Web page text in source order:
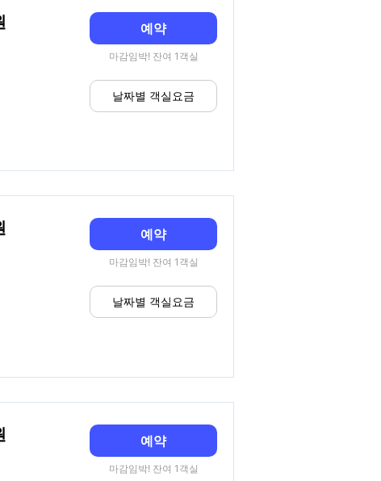
예약
마감임박! 잔여 1객실
날짜별 객실요금
예약
마감임박! 잔여 1객실
날짜별 객실요금
예약
마감임박! 잔여 1객실